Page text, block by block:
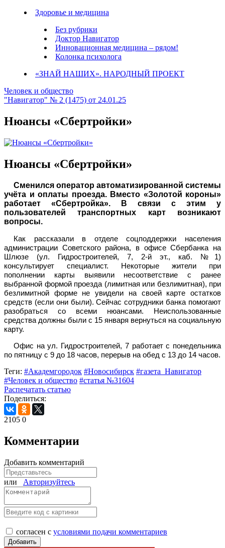
Здоровье и медицина
Без рубрики
Доктор Навигатор
Инновационная медицина – рядом!
Колонка психолога
«ЗНАЙ НАШИХ». НАРОДНЫЙ ПРОЕКТ
Человек и общество
"Навигатор" № 2 (1475) от 24.01.25
Нюансы «Сбертройки»
Нюансы «Сбертройки»
Сменился оператор автоматизированной системы
учёта и оплаты проезда. Вместо «Золотой короны»
работает «Сбертройка». В связи с этим у
пользователей транспортных карт возникают
вопросы.
Как рассказали в отделе соцподдержки населения
администрации Советского района, в офисе Сбербанка на
Шлюзе (ул. Гидростроителей, 7, 2-й эт., каб. №1)
консультирует специалист. Некоторые жители при
пополнении карты выявили несоответствие с ранее
выбранной формой проезда (лимитная или безлимитная), при
безлимитной форме не увидели на своей карте остатков
средств (если они были). Сейчас сотрудники банка помогают
разобраться со всеми нюансами. Неиспользованные
средства должны были с 15 января вернуться на социальную
карту.
Офис на ул. Гидростроителей, 7 работает с понедельника
по пятницу с 9 до 18 часов, перерыв на обед с 13 до 14 часов.
Теги: #Академгородок #Новосибирск #газета_Навигатор
#Человек и общество #статья №31604
Распечатать статью
Поделиться:
2105 0
Комментарии
Добавить комментарий
или Авторизуйтесь
согласен с условиями подачи комментариев